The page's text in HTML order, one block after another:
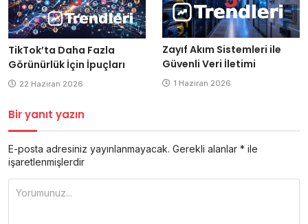
TikTok’ta Daha Fazla
Görünürlük İçin İpuçları
22 Haziran 2026
Zayıf Akım Sistemleri ile
Güvenli Veri İletimi
1 Haziran 2026
Bir yanıt yazın
E-posta adresiniz yayınlanmayacak. Gerekli alanlar * ile
işaretlenmişlerdir